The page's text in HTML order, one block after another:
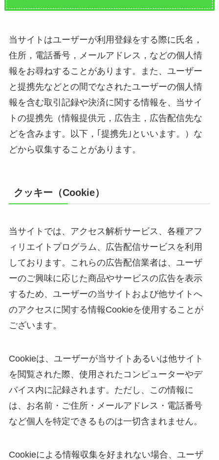
当サイトはユーザーが利用登録をする際に氏名，
住所，電話番号，メールアドレス，などの個人情
報をお尋ねすることがあります。また、ユーザー
と提携先などとの間でなされたユーザーの個人情
報を含む取引記録や決済に関する情報を、当サイ
トの提携先（情報提供元，広告主，広告配信先な
どを含みます。以下，｢提携先｣といいます。）な
どから収集することがあります。
クッキー（Cookie）
当サイトでは、アクセス解析サービス、各種アフ
ィリエイトプログラム、広告配信サービスを利用
しております。これらの広告配信業者は、ユーザ
ーのご興味に応じた商品やサービスの広告を表示
するため、ユーザーの当サイトおよび他サイトへ
のアクセスに関する情報Cookieを使用することが
ございます。
Cookieは、ユーザーが当サイトあるいは他サイト
を閲覧された際、使用されたコンピューターやデ
バイス内に記録されます。ただし、この情報に
は、お名前・ご住所・メールアドレス・電話番号
など個人を特定できるものは一切含まれません。
Cookieによる情報収集を好まれない場合、ユーザ